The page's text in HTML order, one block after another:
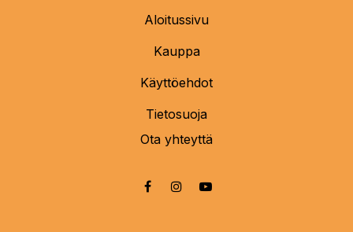
Aloitussivu
Kauppa
Käyttöehdot
Tietosuoja
Ota yhteyttä